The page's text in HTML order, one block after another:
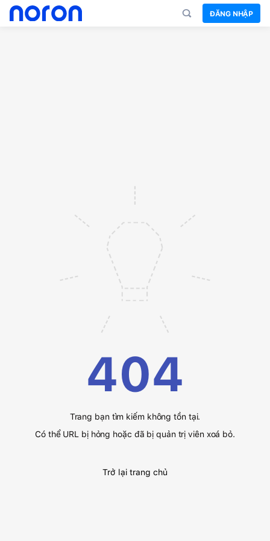
ĐĂNG NHẬP
404
Trang bạn tìm kiếm không tồn tại.
Có thể URL bị hỏng hoặc đã bị quản trị viên xoá bỏ.
Trở lại trang chủ